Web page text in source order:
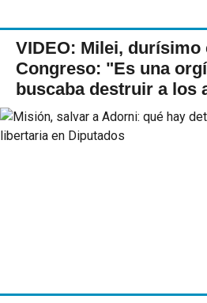
VIDEO: Milei, durísimo
Congreso: "Es una
buscaba destruir a los